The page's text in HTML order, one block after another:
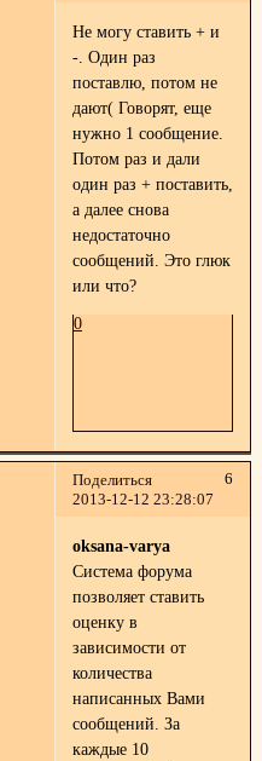
Не могу ставить + и
-. Один раз
поставлю, потом не
дают( Говорят, еще
нужно 1 сообщение.
Потом раз и дали
один раз + поставить,
а далее снова
недостаточно
сообщений. Это глюк
или что?
0
Поделиться
6
2013-12-12 23:28:07
oksana-varya
Система форума
позволяет ставить
оценку в
зависимости от
количества
написанных Вами
сообщений. За
каждые 10